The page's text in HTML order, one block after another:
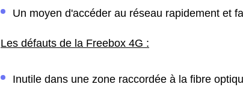
Un moyen d'accéder au réseau rapidement et
Les défauts de la Freebox 4G :
Inutile dans une zone raccordée à la fibre